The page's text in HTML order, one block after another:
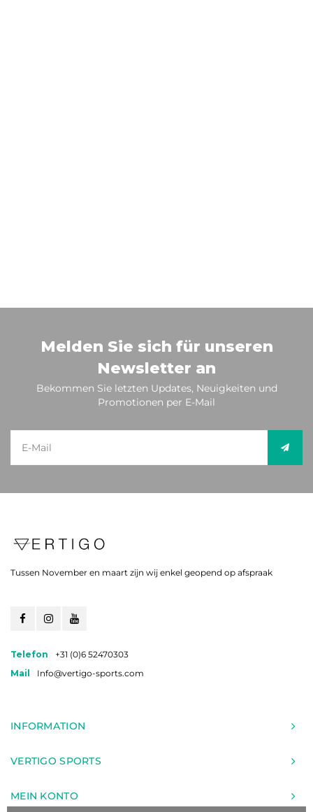
Melden Sie sich für unseren
Newsletter an
Bekommen Sie letzten Updates, Neuigkeiten und
Promotionen per E-Mail
Tussen November en maart zijn wij enkel geopend op afspraak
Telefon
+31 (0)6 52470303
Mail
Info@vertigo-sports.com
INFORMATION
VERTIGO SPORTS
MEIN KONTO